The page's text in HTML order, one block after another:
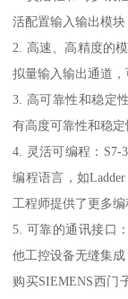
活配置输入输出模块
2. 高速、高精度的
拟量输入输出通道，
3. 高可靠性和稳定
有高度可靠性和稳定
4. 灵活可编程：S7-
编程语言，如
工程师提供了更多编
5. 可靠的通讯接口
他工控设备无缝集成
购买SIEMENS西门